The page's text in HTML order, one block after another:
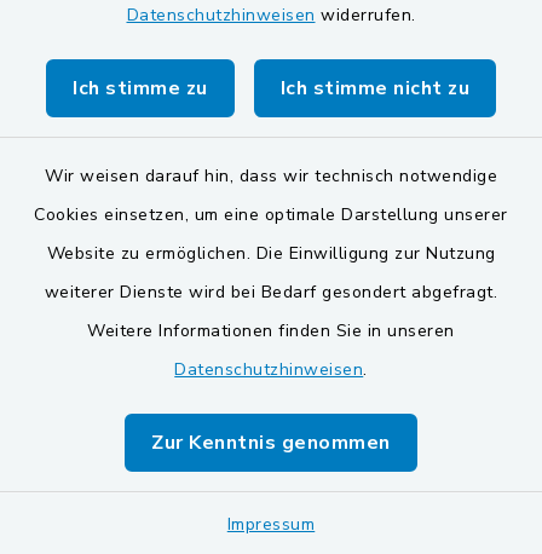
Datenschutzhinweisen widerrufen.
Ich stimme zu Ich stimme nicht zu
Wir weisen darauf hin, dass wir technisch notwendige
Cookies einsetzen, um eine optimale Darstellung unserer
Website zu ermöglichen. Die Einwilligung zur Nutzung
weiterer Dienste wird bei Bedarf gesondert abgefragt.
Weitere Informationen finden Sie in unseren
Datenschutzhinweisen.
Zur Kenntnis genommen
Impressum
Gemeinde Stulln
Verwaltungsgemeinschaft Schwarzenfeld
Barrierefreiheit
Sitemap